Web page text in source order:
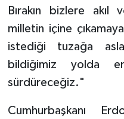
Bırakın bizlere akıl
milletin içine
istediği tuzağa
bildiğimiz yolda
sürdüreceğiz."
Cumhurbaşkanı